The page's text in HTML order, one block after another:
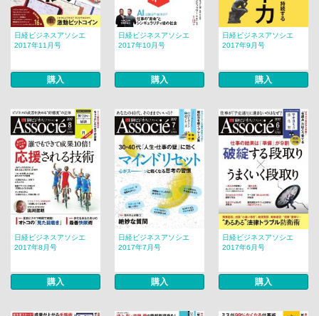
日経ビジネスアソシエ
2017年11月号
購入
日経ビジネスアソシエ
2017年10月号
購入
日経ビジネスアソシエ
2017年9月号
購入
日経ビジネスアソシエ
2017年8月号
購入
日経ビジネスアソシエ
2017年7月号
購入
日経ビジネスアソシエ
2017年6月号
購入